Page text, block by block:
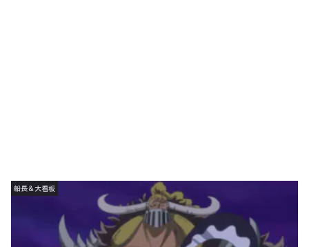
船長＆大看板